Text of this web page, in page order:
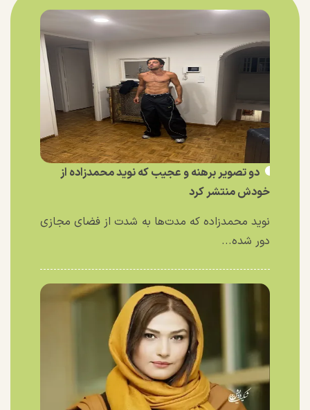
دو تصویر برهنه و عجیب که نوید محمدزاده از
خودش منتشر کرد
نوید محمدزاده که مدت‌ها به شدت از فضای مجازی
دور شده...